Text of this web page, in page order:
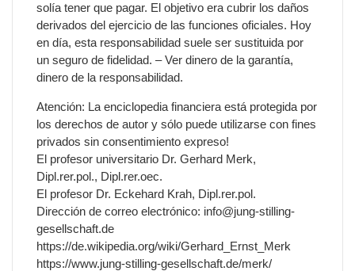
solía tener que pagar. El objetivo era cubrir los daños
derivados del ejercicio de las funciones oficiales. Hoy
en día, esta responsabilidad suele ser sustituida por
un seguro de fidelidad. – Ver dinero de la garantía,
dinero de la responsabilidad.
Atención: La enciclopedia financiera está protegida por
los derechos de autor y sólo puede utilizarse con fines
privados sin consentimiento expreso!
El profesor universitario Dr. Gerhard Merk,
Dipl.rer.pol., Dipl.rer.oec.
El profesor Dr. Eckehard Krah, Dipl.rer.pol.
Dirección de correo electrónico: info@jung-stilling-
gesellschaft.de
https://de.wikipedia.org/wiki/Gerhard_Ernst_Merk
https://www.jung-stilling-gesellschaft.de/merk/